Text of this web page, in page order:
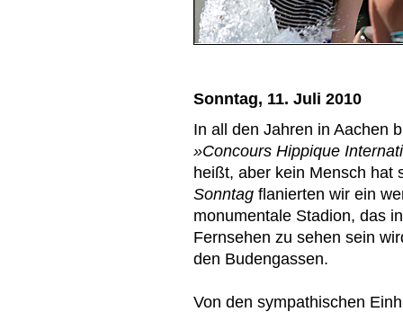
Sonntag, 11. Juli 2010
In all den Jahren in Aachen
»Concours Hippique
heißt, aber kein Mensch
Sonntag flanierten wir ein
monumentale Stadion, das
Fernsehen zu sehen sein
den Budengassen.
Von den sympathischen